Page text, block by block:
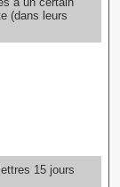
(dans leurs
15 jours